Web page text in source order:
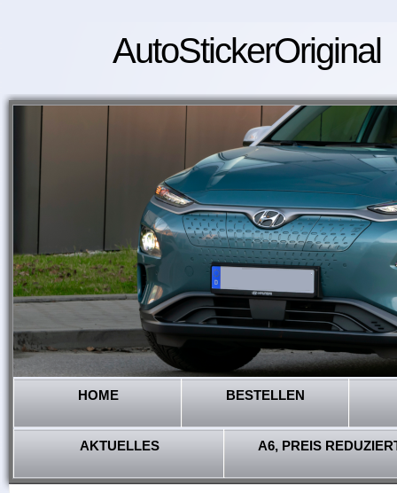
AutoStickerOriginal
HOME BESTELLEN
AKTUELLES A6, PREIS